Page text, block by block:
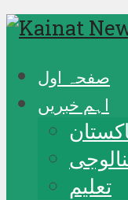
صفحہ اول
اہم خبریں
تعلیم